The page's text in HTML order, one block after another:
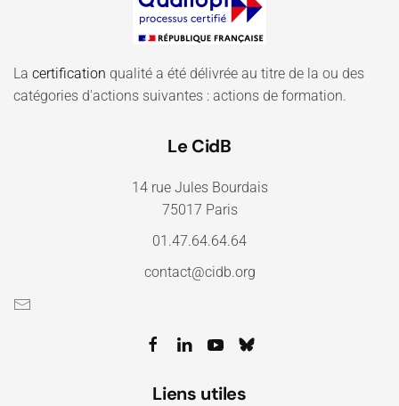
La certification qualité a été délivrée au titre de la ou des
catégories d'actions suivantes : actions de formation.
Le CidB
14 rue Jules Bourdais
75017 Paris
01.47.64.64.64
contact@cidb.org
Liens utiles